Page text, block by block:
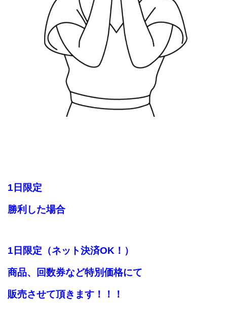
1日限定
勝利した場合
1日限定（ネット決済OK！）
商品、回数券など特別価格にて
販売させて頂きます！！！